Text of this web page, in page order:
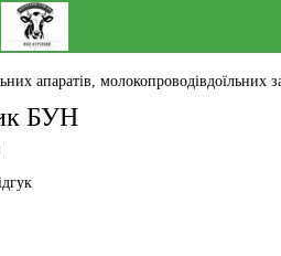
апаратів, молокопроводівдоїльних
БУН